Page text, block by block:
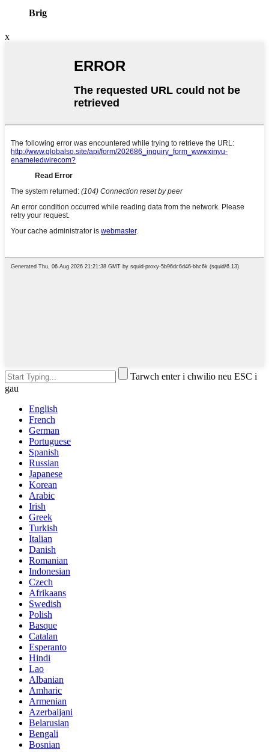
Brig
x
Tarwch enter i chwilio neu ESC i
gau
English
French
German
Portuguese
Spanish
Russian
Japanese
Korean
Arabic
Irish
Greek
Turkish
Italian
Danish
Romanian
Indonesian
Czech
Afrikaans
Swedish
Polish
Basque
Catalan
Esperanto
Hindi
Lao
Albanian
Amharic
Armenian
Azerbaijani
Belarusian
Bengali
Bosnian